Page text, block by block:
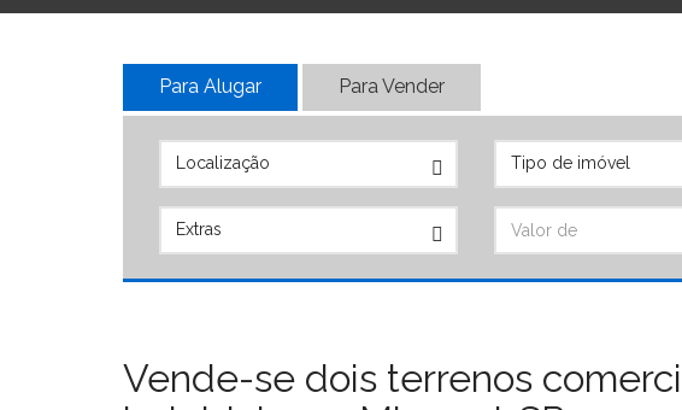
Para Alugar Para Vender
Vende-se dois terrenos